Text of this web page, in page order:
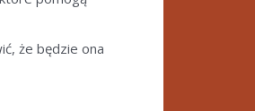
że będzie ona